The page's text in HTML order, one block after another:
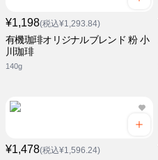
¥1,198(税込¥1,293.84)
有機珈琲オリジナルブレンド 粉 小
川珈琲
140g
¥1,478(税込¥1,596.24)